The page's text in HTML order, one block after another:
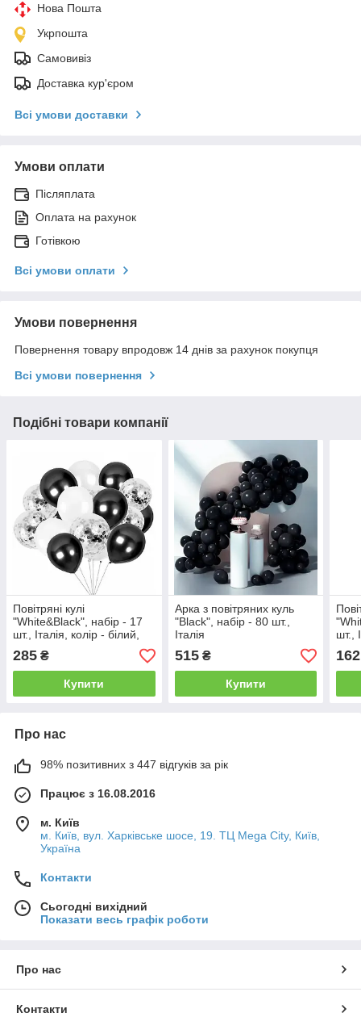
Нова Пошта
Укрпошта
Самовивіз
Доставка кур'єром
Всі умови доставки
Умови оплати
Післяплата
Оплата на рахунок
Готівкою
Всі умови оплати
Умови повернення
Повернення товару впродовж 14 днів за рахунок покупця
Всі умови повернення
Подібні товари компанії
Повітряні кулі
"White&Black", набір - 17
шт., Італія, колір - білий,
чорний, прозорий !
конфетті
285 ₴
Купити
Арка з повітряних куль
"Black", набір - 80 шт.,
Італія
515₴
Купити
шт.,
162
Про нас
98% позитивних з 447 відгуків за рік
Працює з 16.08.2016
м. Київ
м. Київ, вул. Харківське шосе, 19. ТЦ Mega City, Київ,
Україна
Контакти
Сьогодні вихідний
Показати весь графік роботи
Про нас
Контакти